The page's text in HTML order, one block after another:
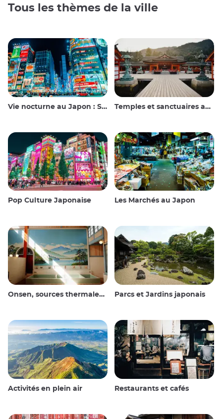
Tous les thèmes de la ville
Vie nocturne au Japon : Sortir, voir et boire Temples et sanctuaires au Japon
Pop Culture Japonaise Les Marchés au Japon
Onsen, sources thermales et bains publics Parcs et Jardins japonais
Activités en plein air Restaurants et cafés